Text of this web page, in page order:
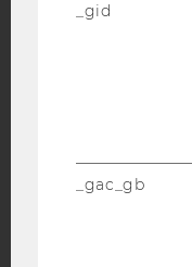
_gid
_gac_gb